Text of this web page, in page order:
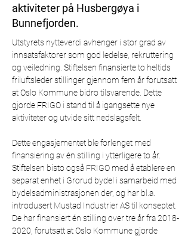
aktiviteter på Husbergøya i
Bunnefjorden.
Utstyrets nytteverdi avhenger i stor grad av
innsatsfaktorer som god ledelse, rekruttering
og veiledning. Stiftelsen finansierte to heltids
friluftsleder stillinger gjennom fem år forutsatt
at Oslo Kommune bidro tilsvarende. Dette
gjorde FRIGO i stand til å igangsette nye
aktiviteter og utvide sitt nedslagsfelt.
Dette engasjementet ble forlenget med
finansiering av én stilling i ytterligere to år.
Stiftelsen bisto også FRIGO med å etablere en
separat enhet i Grorud bydel i samarbeid med
bydelsadministrasjonen der, og har bl.a.
introdusert Mustad Industrier AS til konseptet.
De har finansiert én stilling over tre år fra 2018-
2020, forutsatt at Oslo Kommune gjorde